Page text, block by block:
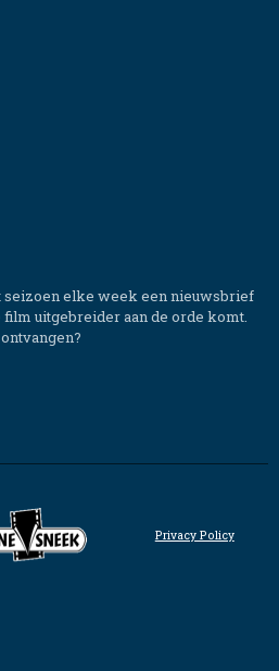
seizoen elke week een nieuwsbrief
uitgebreider aan de orde komt.
Privacy Policy